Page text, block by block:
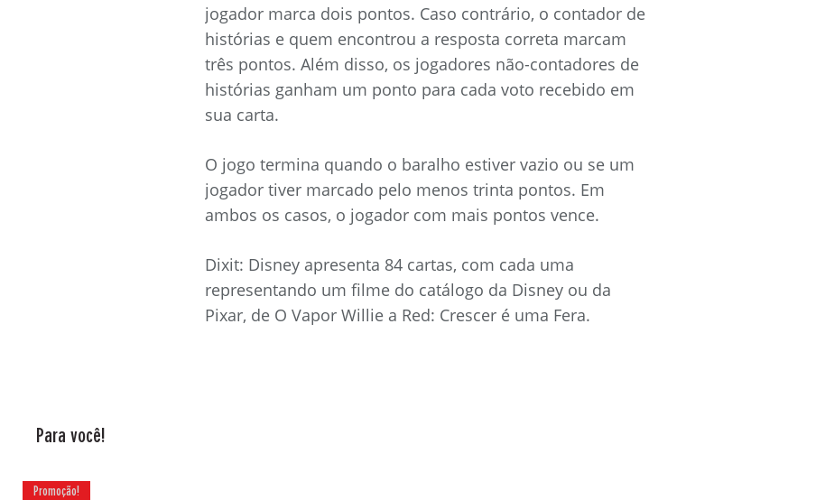
jogador marca dois pontos. Caso contrário, o contador de
histórias e quem encontrou a resposta correta marcam
três pontos. Além disso, os jogadores não-contadores de
histórias ganham um ponto para cada voto recebido em
sua carta.
O jogo termina quando o baralho estiver vazio ou se um
jogador tiver marcado pelo menos trinta pontos. Em
ambos os casos, o jogador com mais pontos vence.
Dixit: Disney apresenta 84 cartas, com cada uma
representando um filme do catálogo da Disney ou da
Pixar, de O Vapor Willie a Red: Crescer é uma Fera.
Para você!
Promoção!